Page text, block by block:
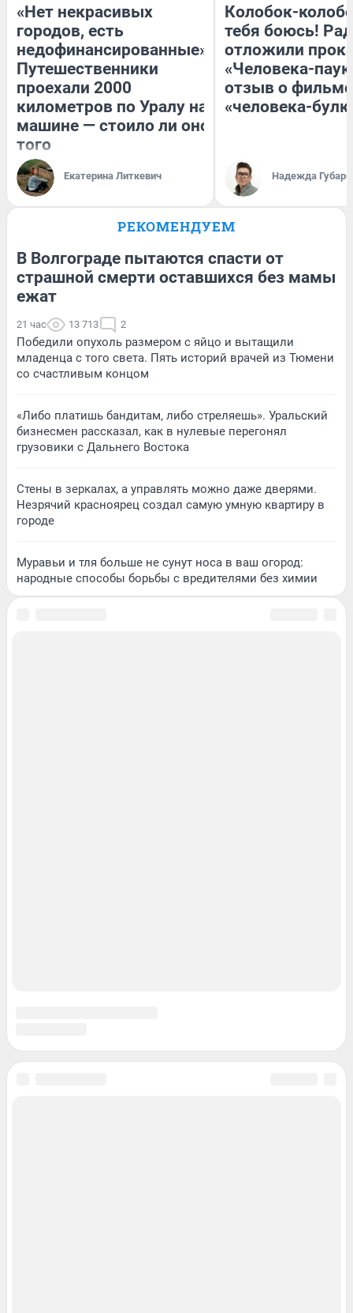
«Нет некрасивых
городов, есть
недофинансированные».
Путешественники
проехали 2000
километров по Уралу на
машине — стоило ли оно
того
Екатерина Литкевич
Колобок-
тебя боюсь!
отложили
«Человека-
отзыв о
«человека-
Надежда Губарь
РЕКОМЕНДУЕМ
В Волгограде пытаются спасти от
страшной смерти оставшихся без мамы
ежат
21 час 13 713 2
Победили опухоль размером с яйцо и вытащили
младенца с того света. Пять историй врачей из Тюмени
со счастливым концом
«Либо платишь бандитам, либо стреляешь». Уральский
бизнесмен рассказал, как в нулевые перегонял
грузовики с Дальнего Востока
Стены в зеркалах, а управлять можно даже дверями.
Незрячий красноярец создал самую умную квартиру в
городе
Муравьи и тля больше не сунут носа в ваш огород:
народные способы борьбы с вредителями без химии